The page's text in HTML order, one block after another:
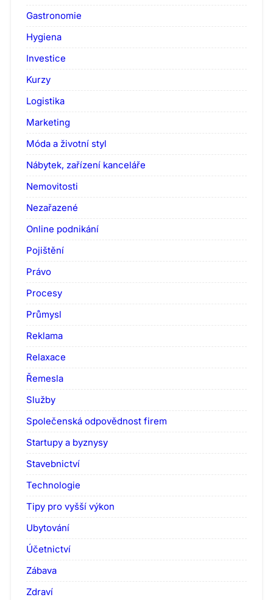
Gastronomie
Hygiena
Investice
Kurzy
Logistika
Marketing
Móda a životní styl
Nábytek, zařízení kanceláře
Nemovitosti
Nezařazené
Online podnikání
Pojištění
Právo
Procesy
Průmysl
Reklama
Relaxace
Řemesla
Služby
Společenská odpovědnost firem
Startupy a byznysy
Stavebnictví
Technologie
Tipy pro vyšší výkon
Ubytování
Účetnictví
Zábava
Zdraví